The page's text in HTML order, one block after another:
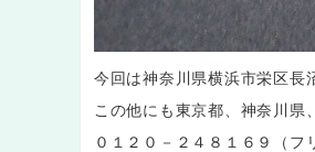
今回は神奈川県横浜市栄区長
この他にも東京都、神奈川県
０１２０－２４８１６９（フ